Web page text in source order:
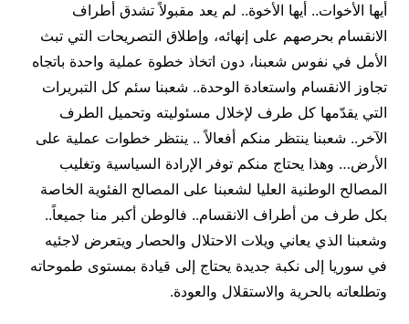
أيها الأخوات.. أيها الأخوة.. لم يعد مقبولاً تشدق أطراف
الانقسام بحرصهم على إنهائه، وإطلاق التصريحات التي تبث
الأمل في نفوس شعبنا، دون اتخاذ خطوة عملية واحدة باتجاه
تجاوز الانقسام واستعادة الوحدة.. شعبنا سئم كل التبريرات
التي يقدّمها كل طرف لإخلال مسئوليته وتحميل الطرف
الآخر.. شعبنا ينتظر منكم أفعالاً .. ينتظر خطوات عملية على
الأرض… وهذا يحتاج منكم توفر الإرادة السياسية وتغليب
المصالح الوطنية العليا لشعبنا على المصالح الفئوية الخاصة
بكل طرف من أطراف الانقسام.. فالوطن أكبر منا جميعاً..
وشعبنا الذي يعاني ويلات الاحتلال والحصار ويتعرض لاجئيه
في سوريا إلى نكبة جديدة يحتاج إلى قيادة بمستوى طموحاته
وتطلعاته بالحرية والاستقلال والعودة.